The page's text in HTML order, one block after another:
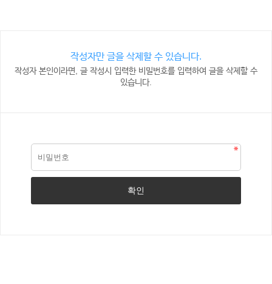
작성자만 글을 삭제할 수 있습니다.
작성자 본인이라면, 글 작성시 입력한 비밀번호를 입력하여 글을 삭제할 수
있습니다.